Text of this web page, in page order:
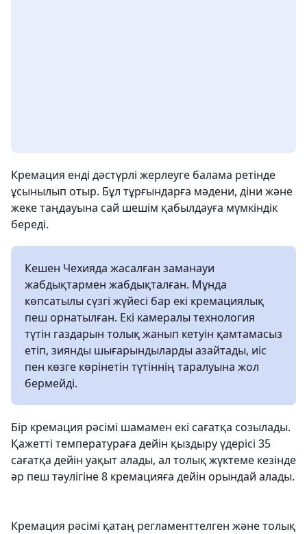
Кремация енді дәстүрлі жерлеуге балама ретінде
ұсынылып отыр. Бұл тұрғындарға мәдени, діни және
жеке таңдауына сай шешім қабылдауға мүмкіндік
береді.
Кешен Чехияда жасалған заманауи
жабдықтармен жабдықталған. Мұнда
көпсатылы сүзгі жүйесі бар екі кремациялық
пеш орнатылған. Екі камералы технология
түтін газдарын толық жанып кетуін қамтамасыз
етіп, зиянды шығарындыларды азайтады, иіс
пен көзге көрінетін түтіннің таралуына жол
бермейді.
Бір кремация рәсімі шамамен екі сағатқа созылады.
Қажетті температураға дейін қыздыру үдерісі 35
сағатқа дейін уақыт алады, ал толық жүктеме кезінде
әр пеш тәулігіне 8 кремацияға дейін орындай алады.
Кремация рәсімі қатаң регламенттелген және толық